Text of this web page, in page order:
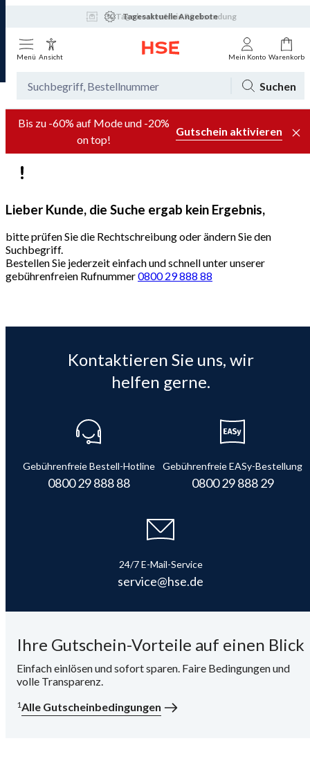
30 Tage kostenfreie Rücksendung
Tagesaktuelle Angebote
Menü Ansicht Mein Konto Warenkorb
Suchen
Bis zu -60% auf Mode und -20%
on top!
Gutschein aktivieren
Lieber Kunde, die Suche ergab kein Ergebnis,
bitte prüfen Sie die Rechtschreibung oder ändern Sie den
Suchbegriff.
Bestellen Sie jederzeit einfach und schnell unter unserer
gebührenfreien Rufnummer0800 29 888 88
Kontaktieren Sie uns, wir
helfen gerne.
Gebührenfreie Bestell-Hotline
0800 29 888 88
Gebührenfreie EASy-Bestellung
0800 29 888 29
24/7 E-Mail-Service
service@hse.de
Ihre Gutschein-Vorteile auf einen Blick
Einfach einlösen und sofort sparen. Faire Bedingungen und
volle Transparenz.
1Alle Gutscheinbedingungen